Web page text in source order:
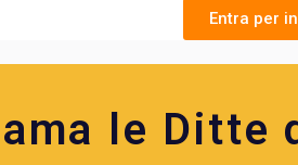
Entra per
le Ditte